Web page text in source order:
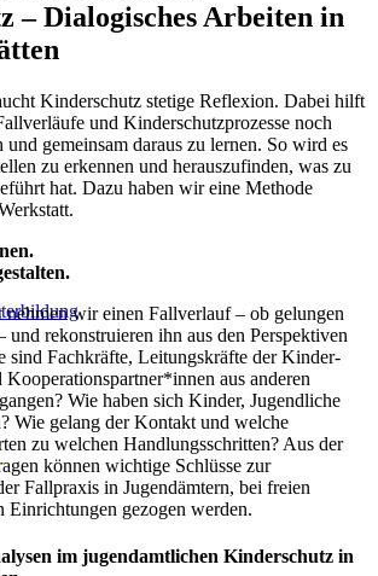
– Dialogisches Arbeiten in
Kinderschutz stetige Reflexion. Dabei hilft
und Kinderschutzprozesse noch
und gemeinsam daraus zu lernen. So wird es
zu erkennen und herauszufinden, was zu
hat. Dazu haben wir eine Methode
nehmen wir einen Fallverlauf – ob gelungen
und rekonstruieren ihn aus den Perspektiven
sind Fachkräfte, Leitungskräfte der Kinder-
aus anderen
Wie haben sich Kinder, Jugendliche
Wie gelang der Kontakt und welche
zu welchen Handlungsschritten? Aus der
können wichtige Schlüsse zur
Fallpraxis in Jugendämtern, bei freien
Einrichtungen gezogen werden.
im jugendamtlichen Kinderschutz in